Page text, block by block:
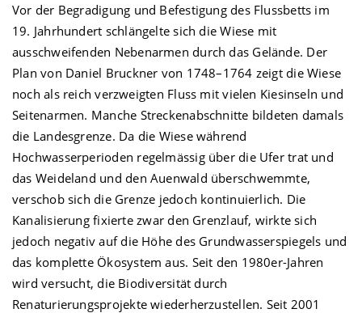
Vor der Begradigung und Befestigung des Flussbetts im
19. Jahrhundert schlängelte sich die Wiese mit
ausschweifenden Nebenarmen durch das Gelände. Der
Plan von Daniel Bruckner von 1748–1764 zeigt die Wiese
noch als reich verzweigten Fluss mit vielen Kiesinseln und
Seitenarmen. Manche Streckenabschnitte bildeten damals
die Landesgrenze. Da die Wiese während
Hochwasserperioden regelmässig über die Ufer trat und
das Weideland und den Auenwald überschwemmte,
verschob sich die Grenze jedoch kontinuierlich. Die
Kanalisierung fixierte zwar den Grenzlauf, wirkte sich
jedoch negativ auf die Höhe des Grundwasserspiegels und
das komplette Ökosystem aus. Seit den 1980er-Jahren
wird versucht, die Biodiversität durch
Renaturierungsprojekte wiederherzustellen. Seit 2001